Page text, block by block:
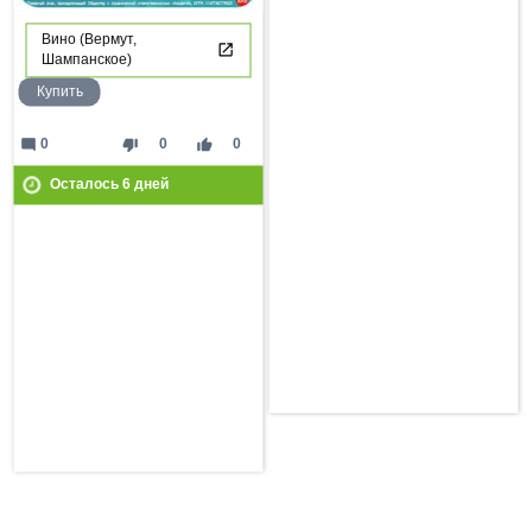
Вино (Вермут,
Шампанское)
Купить
thumb_down 0 thumb_up 0
mode_comment 0
Осталось 6дней